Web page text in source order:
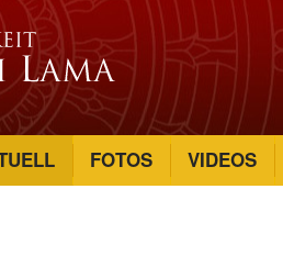
FOTOS VIDEOS